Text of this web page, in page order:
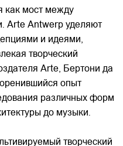
как мост между
Arte Antwerp уделяют
и идеями,
творческий
Arte, Бертони да
опыт
различных форм
до музыки.
творческий